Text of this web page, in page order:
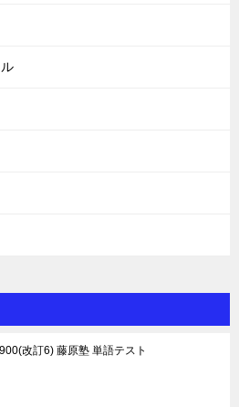
改訂6) 藤原塾 単語テスト